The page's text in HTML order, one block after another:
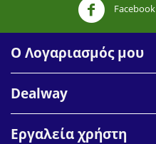
Facebook
Ο Λογαριασμός μου
Dealway
Εργαλεία χρήστη